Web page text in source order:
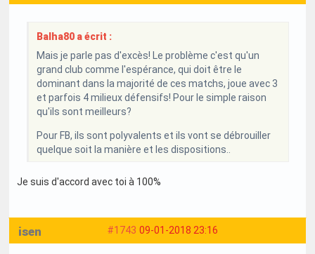
Balha80 a écrit :
Mais je parle pas d'excès! Le problème c'est qu'un
grand club comme l'espérance, qui doit être le
dominant dans la majorité de ces matchs, joue avec 3
et parfois 4 milieux défensifs! Pour le simple raison
qu'ils sont meilleurs?
Pour FB, ils sont polyvalents et ils vont se débrouiller
quelque soit la manière et les dispositions..
Je suis d'accord avec toi à 100%
#1743 09-01-2018 23:16
isen